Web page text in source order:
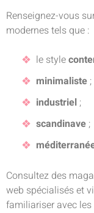
Renseignez-vous
modernes tels que :
le style
minimaliste;
industriel;
scandinave;
Consultez des
web spécialisés et
familiariser avec